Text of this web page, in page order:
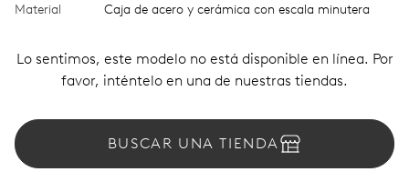
Material Caja de acero y cerámica con escala minutera
Lo sentimos, este modelo no está disponible en línea. Por
favor, inténtelo en una de nuestras tiendas.
BUSCAR UNA TIENDA